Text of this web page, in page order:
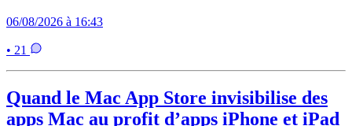
06/08/2026 à 16:43
• 21
Quand le Mac App Store invisibilise des
apps Mac au profit d’apps iPhone et iPad